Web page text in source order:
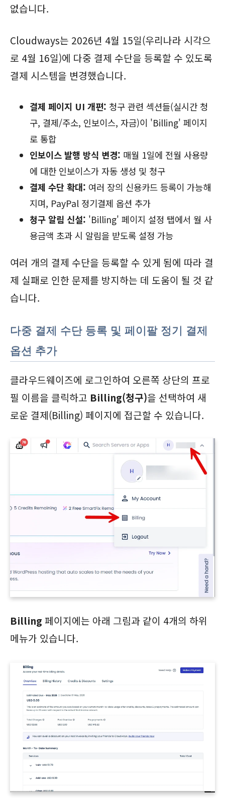
없습니다.
Cloudways는 2026년 4월 15일(우리나라 시각으
로 4월 16일)에 다중 결제 수단을 등록할 수 있도록
결제 시스템을 변경했습니다.
결제 페이지 UI 개편: 청구 관련 섹션들(실시간 청
구, 결제/주소, 인보이스, 자금)이 'Billing' 페이지
로 통합
인보이스 발행 방식 변경: 매월 1일에 전월 사용량
에 대한 인보이스가 자동 생성 및 청구
결제 수단 확대: 여러 장의 신용카드 등록이 가능해
지며, PayPal 정기결제 옵션 추가
청구 알림 신설: 'Billing' 페이지 설정 탭에서 월 사
용금액 초과 시 알림을 받도록 설정 가능
여러 개의 결제 수단을 등록할 수 있게 됨에 따라 결
제 실패로 인한 문제를 방지하는 데 도움이 될 것 같
습니다.
다중 결제 수단 등록 및 페이팔 정기 결제
옵션 추가
클라우드웨이즈에 로그인하여 오른쪽 상단의 프로
필 이름을 클릭하고 Billing(청구)을 선택하여 새
로운 결제(Billing) 페이지에 접근할 수 있습니다.
Billing 페이지에는 아래 그림과 같이 4개의 하위
메뉴가 있습니다.